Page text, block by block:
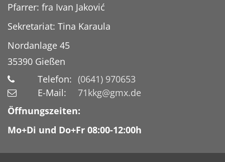
Pfarrer: fra Ivan Jaković
Sekretariat: Tina Karaula
Nordanlage 45
35390 Gießen
Telefon: (0641) 970653
E-Mail:
71kkg@gmx.de
Öffnungszeiten:
Mo+Di und Do+Fr 08:00-12:00h